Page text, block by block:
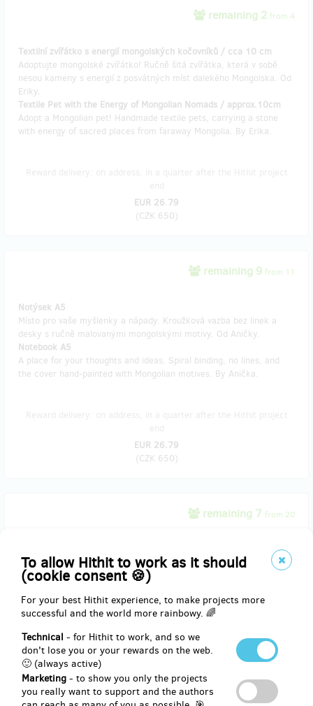
To allow Hithit to work as it should
(cookie consent 🍪)
For your best Hithit experience, to make projects more
successful and the world more rainbowy. 🌈
Technical - for Hithit to work, and so we
don't lose you or your rewards on the web.
🙂 (always active)
Marketing - to show you only the projects
you really want to support and the authors
remaining 2 from 4
Textilní zvířátko s energií mongolských kočovníků / cca 10 cm
Adoptujte mongolské zvířátko! Ručně šitá zvířátka, která v sobě
nesou kameny s energií z posvátných míst dalekého Mongolska. Od
Eriky.
Textile Pet with the Energy of Mongolian Nomads / approx.10cm
Adopt a Mongolian pet! Handmade textile pets, carrying a stone
with energy of sacred places from faraway Mongolia. By Erika.
EUR 26.79
(CZK 650)
remaining 9 from 11
Notýsek A5
Místo pro vaše myšlenky a nápady. Kroužková vazba bez linek a
desky s ručně malovanými mongolskými motivy. Od Aničky.
Notebook A5
A place for your thoughts and ideas. Spiral binding, no lines, and
the cover hand-painted with Mongolian motives. By Anička.
EUR 26.79
(CZK 650)
remaining 7 from 20
Příběhy předávané generacemi mongolských babiček, v ručně šité
vazbě, v přebalu z heboučké umělé kožešiny. Doplněné ilustracemi z
Book of Mongolian Fairy Tales
Stories passed on by generations of Mongolian grandmothers, in
illustrations from our journey. By Soňa. (only in Czech!)
Reward delivery: on address, in a quarter after the Hithit project
end